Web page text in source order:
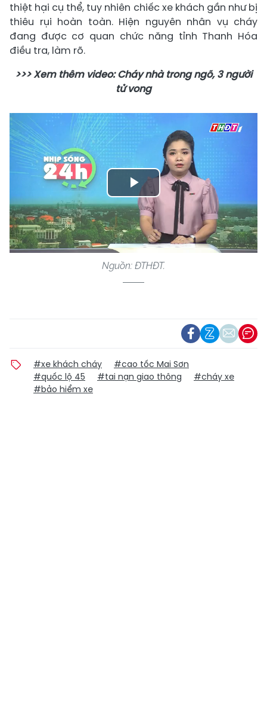
thiệt hại cụ thể, tuy nhiên chiếc xe khách gần như bị
thiêu rụi hoàn toàn. Hiện nguyên nhân vụ cháy
đang được cơ quan chức năng tỉnh Thanh Hóa
điều tra, làm rõ.
>>> Xem thêm video: Cháy nhà trong ngõ, 3 người
tử vong
Play
Video
Nguồn: ĐTHĐT.
#xe khách cháy
#cao tốc Mai Sơn
#quốc lộ 45
#tai nạn giao thông
#cháy xe
#bảo hiểm xe